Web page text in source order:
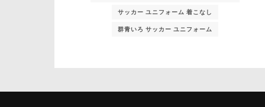
サッカー ユニフォーム 着こなし
群青いろ サッカー ユニフォーム